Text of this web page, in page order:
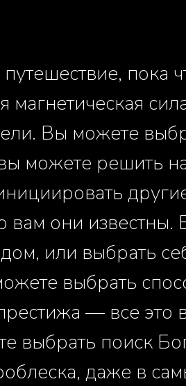
пока
магнетическая
Вы можете
можете решить
вам они
или выбрать
выбрать
— все это
выбрать поиск
даже в